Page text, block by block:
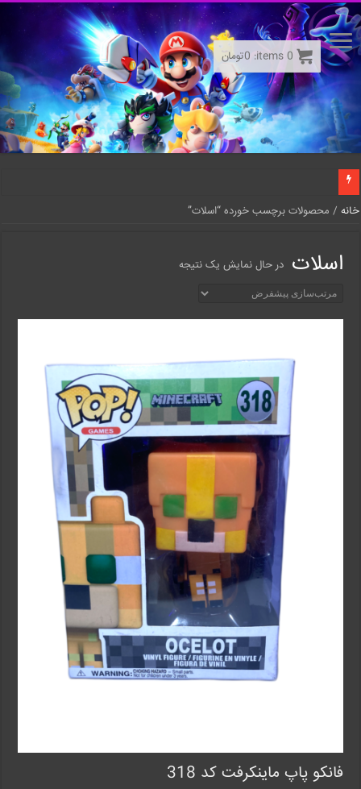
خانه / محصولات برچسب خورده “اسلات”
اسلات در حال نمایش یک نتیجه
فانکو پاپ ماینکرفت کد 318
0
items:
0تومان